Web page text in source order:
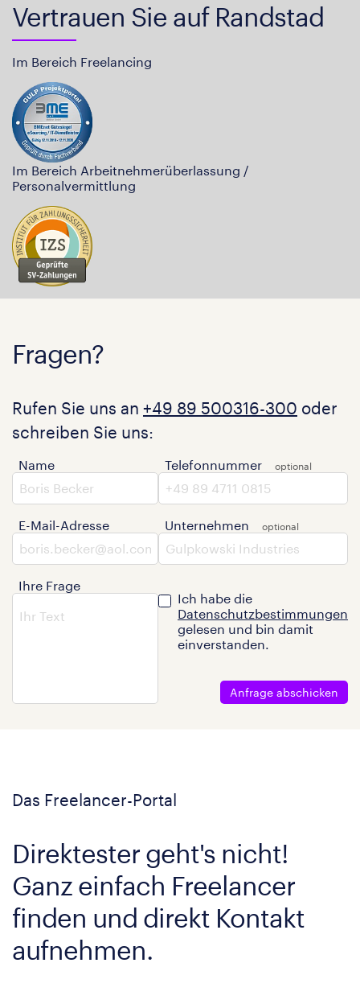
Vertrauen Sie auf Randstad
Im Bereich Freelancing
Im Bereich Arbeitnehmerüberlassung /
Personalvermittlung
Fragen?
Rufen Sie uns an +49 89 500316-300 oder
schreiben Sie uns:
Name
E-Mail-Adresse
Ihre Frage
Telefonnummer
Unternehmen
Ich habe die
Datenschutzbestimmungen
gelesen und bin damit
einverstanden.
Anfrage abschicken
Das Freelancer-Portal
Direktester geht's nicht!
Ganz einfach Freelancer
finden und direkt Kontakt
aufnehmen.